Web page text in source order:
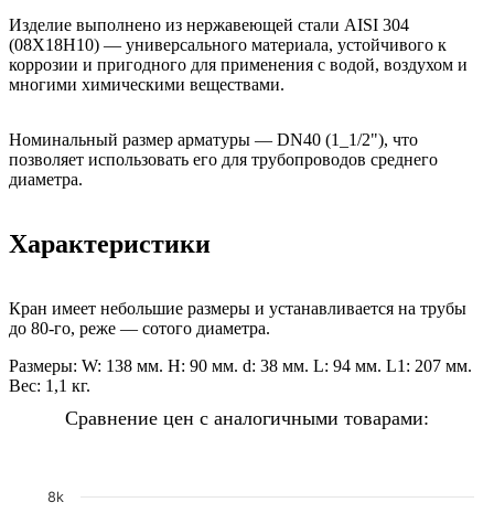
Изделие выполнено из нержавеющей стали AISI 304
(08Х18Н10) — универсального материала, устойчивого к
коррозии и пригодного для применения с водой, воздухом и
многими химическими веществами.
Номинальный размер арматуры — DN40 (1_1/2"), что
позволяет использовать его для трубопроводов среднего
диаметра.
Характеристики
Размеры: W: 138 мм. H: 90 мм. d: 38 мм. L: 94 мм. L1: 207 мм.
Вес: 1,1 кг.
Кран имеет небольшие размеры и устанавливается на трубы
до 80-го, реже — сотого диаметра.
Сравнение цен с аналогичными товарами:
8k